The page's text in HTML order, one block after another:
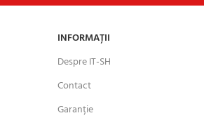
INFORMAȚII
Despre IT-SH
Contact
Garanție